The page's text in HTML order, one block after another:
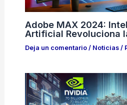
Adobe MAX 2024:
Artificial Revoluciona
Deja un comentario / Noticias/